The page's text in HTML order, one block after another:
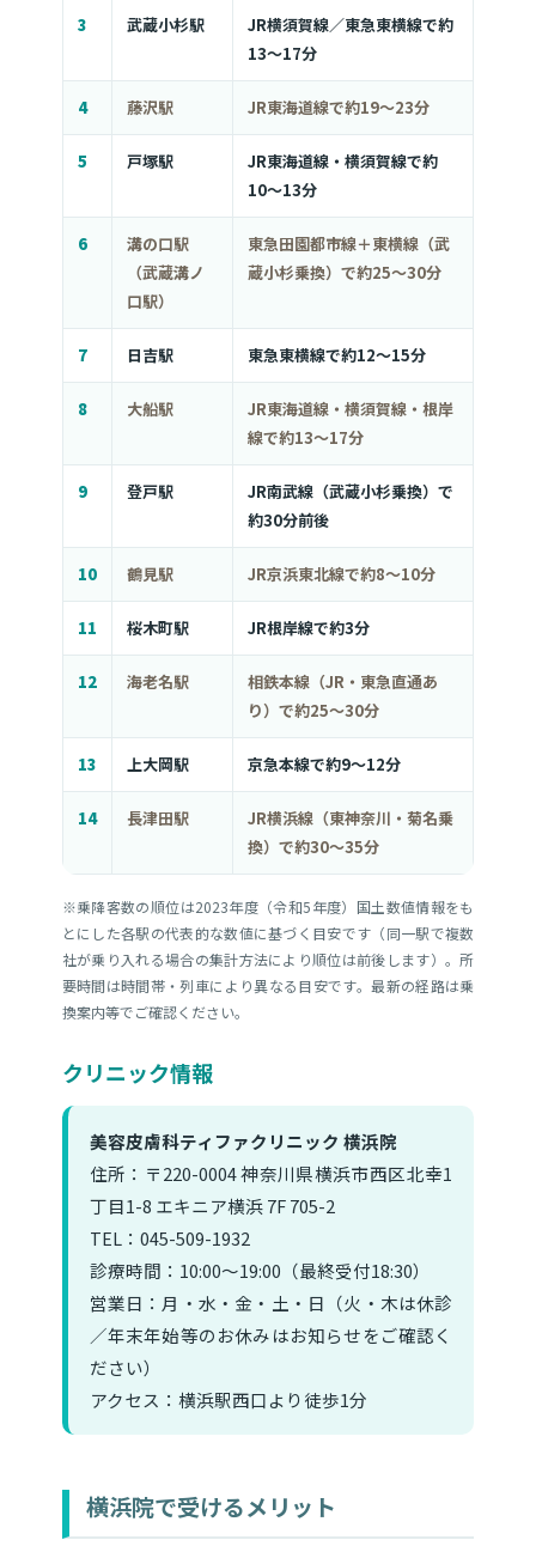
3 武蔵小杉駅
JR横須賀線／東急東横線で約
13〜17分
4 藤沢駅 JR東海道線で約19〜23分
5 戸塚駅
JR東海道線・横須賀線で約
10〜13分
6
溝の口駅
（武蔵溝ノ
口駅）
東急田園都市線＋東横線（武
蔵小杉乗換）で約25〜30分
7 日吉駅 東急東横線で約12〜15分
8 大船駅
JR東海道線・横須賀線・根岸
線で約13〜17分
9 登戸駅
JR南武線（武蔵小杉乗換）で
約30分前後
10 鶴見駅 JR京浜東北線で約8〜10分
11 桜木町駅 JR根岸線で約3分
12 海老名駅
相鉄本線（JR・東急直通あ
り）で約25〜30分
13 上大岡駅 京急本線で約9〜12分
14 長津田駅
JR横浜線（東神奈川・菊名乗
換）で約30〜35分
※乗降客数の順位は2023年度（令和5年度）国土数値情報をも
とにした各駅の代表的な数値に基づく目安です（同一駅で複数
社が乗り入れる場合の集計方法により順位は前後します）。所
要時間は時間帯・列車により異なる目安です。最新の経路は乗
換案内等でご確認ください。
クリニック情報
美容皮膚科ティファクリニック 横浜院
住所：〒220-0004 神奈川県横浜市西区北幸1
丁目1-8 エキニア横浜 7F 705-2
TEL：045-509-1932
診療時間：10:00〜19:00（最終受付18:30）
営業日：月・水・金・土・日（火・木は休診
／年末年始等のお休みはお知らせをご確認く
ださい）
アクセス：横浜駅西口より徒歩1分
横浜院で受けるメリット